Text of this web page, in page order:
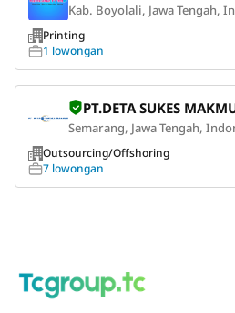
Kab. Boyolali, Jawa Tengah,
Printing
1 lowongan
PT.DETA SUKES
Semarang, Jawa Tengah,
Outsourcing/Offshoring
7 lowongan